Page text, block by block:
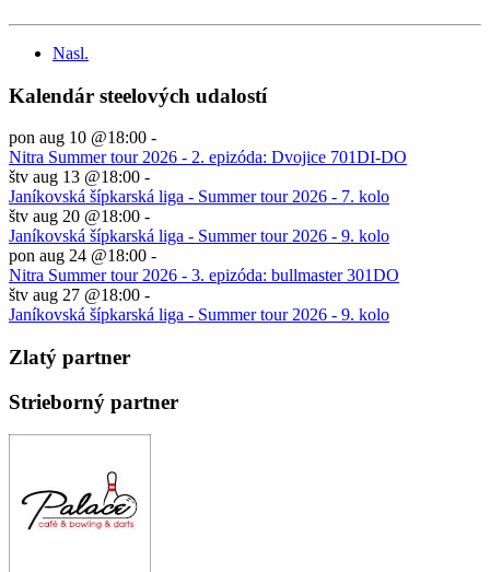
Nasl.
Kalendár steelových udalostí
pon aug 10 @18:00 -
Nitra Summer tour 2026 - 2. epizóda: Dvojice 701DI-DO
štv aug 13 @18:00 -
Janíkovská šípkarská liga - Summer tour 2026 - 7. kolo
štv aug 20 @18:00 -
Janíkovská šípkarská liga - Summer tour 2026 - 9. kolo
pon aug 24 @18:00 -
Nitra Summer tour 2026 - 3. epizóda: bullmaster 301DO
štv aug 27 @18:00 -
Janíkovská šípkarská liga - Summer tour 2026 - 9. kolo
Zlatý partner
Strieborný partner